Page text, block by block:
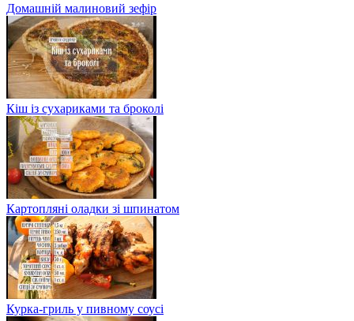
Домашній малиновий зефір
Кіш із сухариками та броколі
Картопляні оладки зі шпинатом
Курка-гриль у пивному соусі